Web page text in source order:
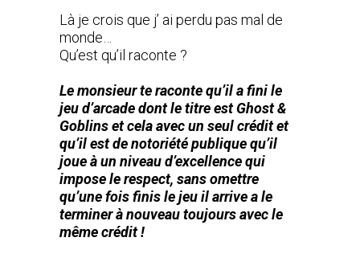
Là je crois que j’ ai perdu pas mal de
monde…
Qu’est qu’il raconte ?
Le monsieur te raconte qu’il a fini le
jeu d’arcade dont le titre est Ghost &
Goblins et cela avec un seul crédit et
qu’il est de notoriété publique qu’il
joue à un niveau d’excellence qui
impose le respect, sans omettre
qu’une fois finis le jeu il arrive a le
terminer à nouveau toujours avec le
même crédit !